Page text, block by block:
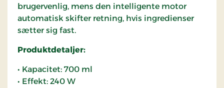
brugervenlig, mens den intelligente motor
automatisk skifter retning, hvis ingredienser
sætter sig fast.
Produktdetaljer:
• Kapacitet: 700 ml
• Effekt: 240 W